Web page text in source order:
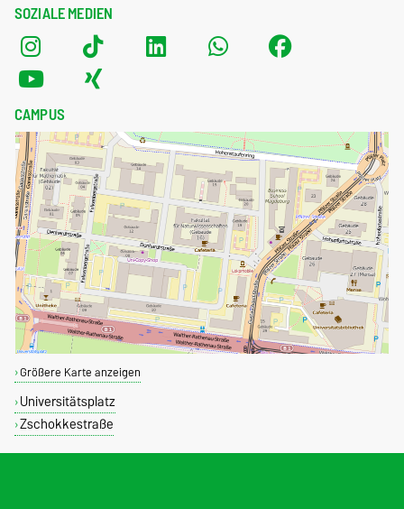
SOZIALE MEDIEN
CAMPUS
Größere Karte anzeigen
Universitätsplatz
Zschokkestraße